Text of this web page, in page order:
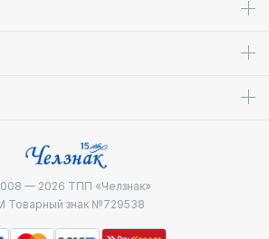
— 2026 ТПП «Челзнак»
Товарный знак №729538